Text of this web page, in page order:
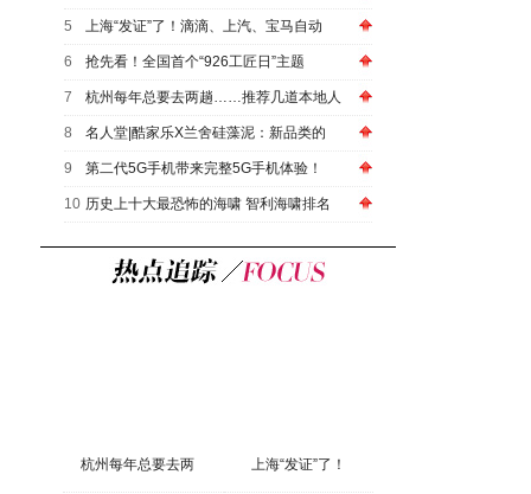
5 上海“发证”了！滴滴、上汽、宝马自动
6 抢先看！全国首个“926工匠日”主题
7 杭州每年总要去两趟……推荐几道本地人
8 名人堂|酷家乐X兰舍硅藻泥：新品类的
9 第二代5G手机带来完整5G手机体验！
10 历史上十大最恐怖的海啸 智利海啸排名
杭州每年总要去两 上海“发证”了！